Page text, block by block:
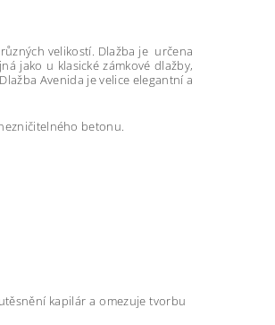
velikostí. Dlažba je určena
jako u klasické zámkové dlažby,
Avenida je velice elegantní a
betonu.
kapilár a omezuje tvorbu